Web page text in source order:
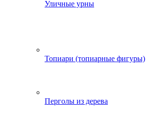
Уличные урны
Топиари (топиарные фигуры)
Перголы из дерева